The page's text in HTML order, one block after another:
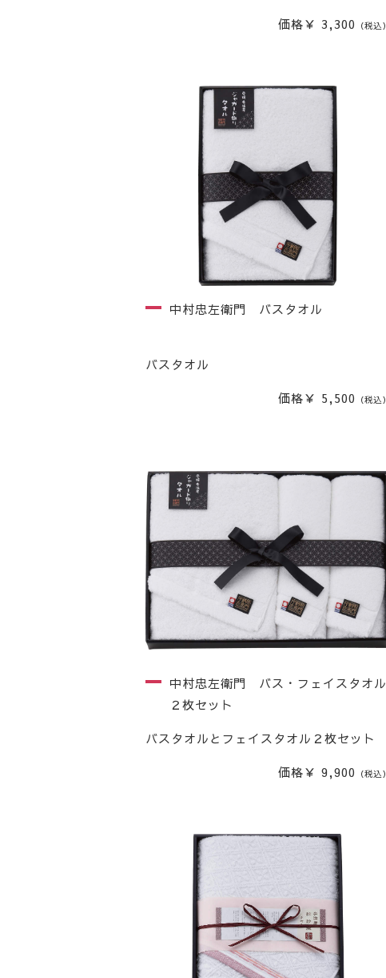
価格￥ 3,300 （税込）
中村忠左衛門 バスタオル
バスタオル
価格￥ 5,500 （税込）
中村忠左衛門 バス・フェイスタオル
２枚セット
バスタオルとフェイスタオル２枚セット
価格￥ 9,900 （税込）